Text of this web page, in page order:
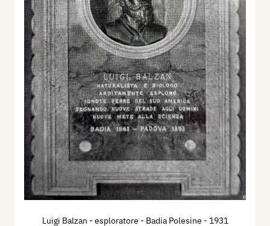
Luigi Balzan - esploratore - Badia Polesine - 1931